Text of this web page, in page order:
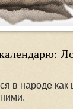
в народе как